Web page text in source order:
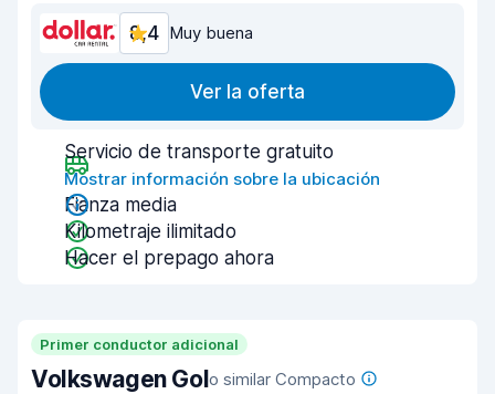
8,4 Muy buena
Ver la oferta
Servicio de transporte gratuito
Mostrar información sobre la ubicación
Fianza media
Kilometraje ilimitado
Hacer el prepago ahora
Primer conductor adicional
Volkswagen Golo similar Compacto